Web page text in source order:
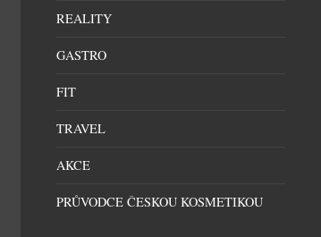
REALITY
GASTRO
FIT
TRAVEL
AKCE
PRŮVODCE ČESKOU KOSMETIKOU